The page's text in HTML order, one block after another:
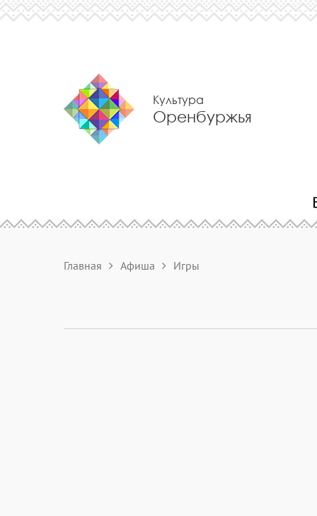
Культура
Оренбуржья
Главная Афиша Игры